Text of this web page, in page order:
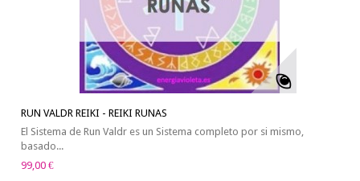
RUN VALDR REIKI - REIKI RUNAS
El Sistema de Run Valdr es un Sistema completo por si mismo,
basado...
99,00 €